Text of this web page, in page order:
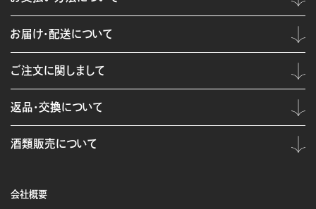
会社概要
お届け・配送について
ご注文に関しまして
返品・交換について
酒類販売について